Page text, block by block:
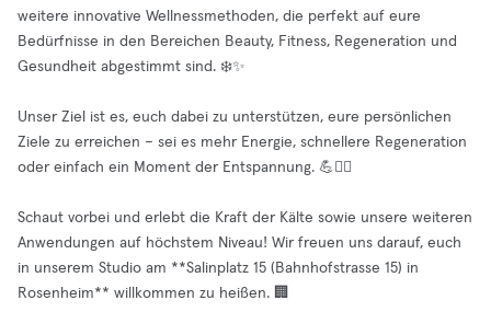
weitere innovative Wellnessmethoden, die perfekt auf eure
Bedürfnisse in den Bereichen Beauty, Fitness, Regeneration und
Gesundheit abgestimmt sind. ❄️✨
Unser Ziel ist es, euch dabei zu unterstützen, eure persönlichen
Ziele zu erreichen – sei es mehr Energie, schnellere Regeneration
oder einfach ein Moment der Entspannung. 💪💆‍♀️
Schaut vorbei und erlebt die Kraft der Kälte sowie unsere weiteren
Anwendungen auf höchstem Niveau! Wir freuen uns darauf, euch
in unserem Studio am **Salinplatz 15 (Bahnhofstrasse 15) in
Rosenheim** willkommen zu heißen. 🏢